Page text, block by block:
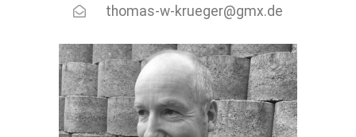
thomas-w-krueger@gmx.de